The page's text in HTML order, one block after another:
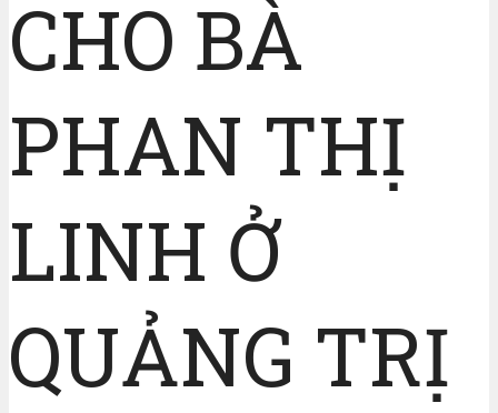
CHO BÀ
PHAN THỊ
LINH Ở
QUẢNG TRỊ